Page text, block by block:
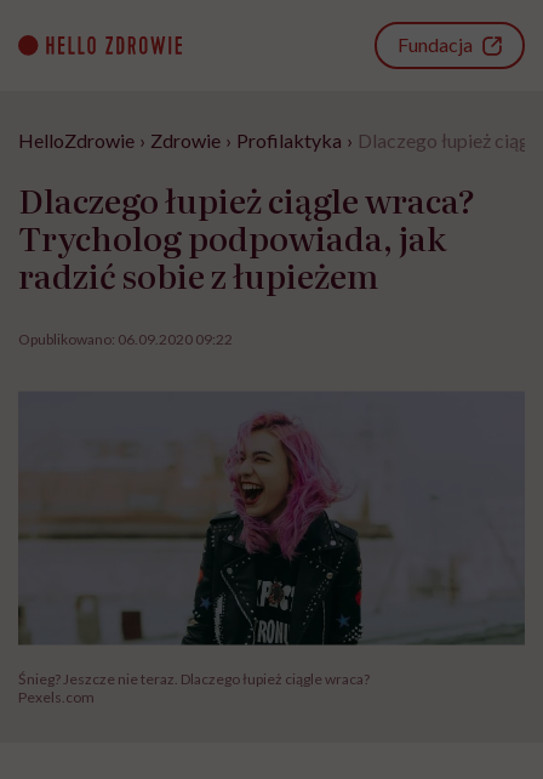
content
Fundacja
HelloZdrowie › Zdrowie › Profilaktyka › Dlaczego łupież
Dlaczego łupież ciągle wraca?
Trycholog podpowiada, jak
radzić sobie z łupieżem
Opublikowano: 06.09.2020 09:22
Śnieg? Jeszcze nie teraz. Dlaczego łupież ciągle wraca?
Pexels.com